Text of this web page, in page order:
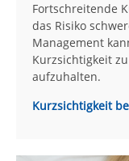
Fortschreitende
das Risiko
Management
Kurzsichtigkeit
aufzuhalten.
Kurzsichtigkeit